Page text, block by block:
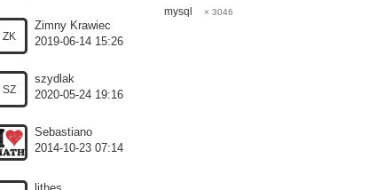
ZK
Zimny Krawiec
2019-06-14 15:26
SZ
szydlak
2020-05-24 19:16
Sebastiano
2014-10-23 07:14
mysql × 3046